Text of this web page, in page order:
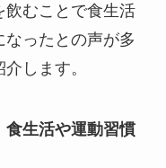
飲むことで食生活
ったとの声が多
します。
食生活や運動習慣